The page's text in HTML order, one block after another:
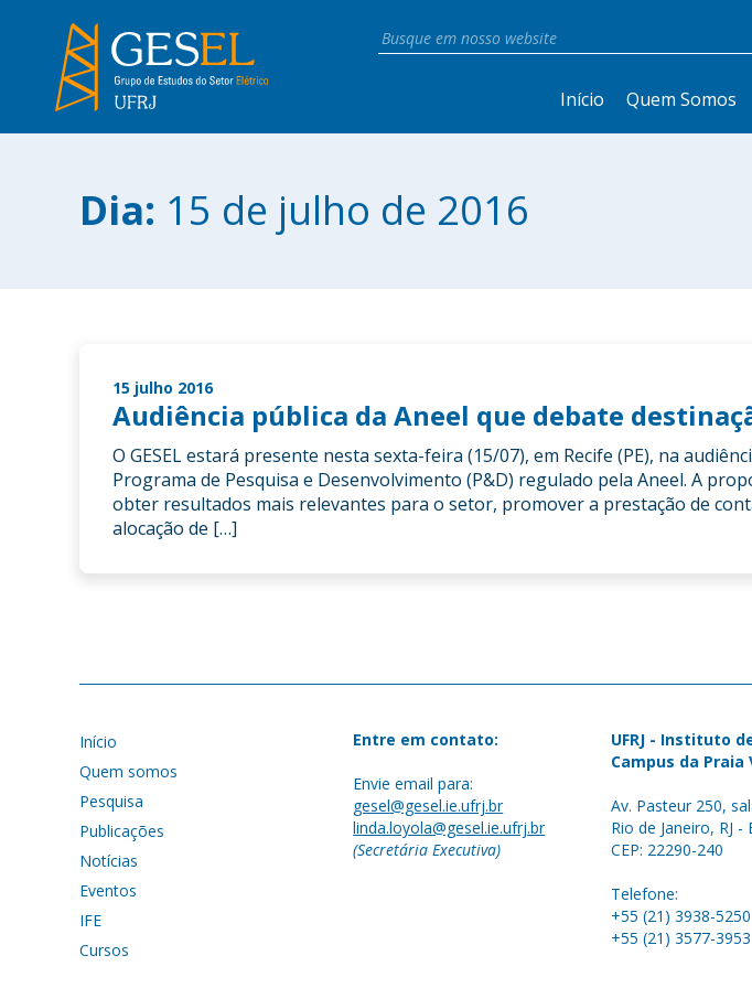
Início Quem Somos
Dia: 15 de julho de 2016
15 julho 2016
Audiência pública da Aneel que debate
O GESEL estará presente nesta sexta-feira (15/07), em Recife (PE), na
Programa de Pesquisa e Desenvolvimento (P&D) regulado pela Aneel. A
obter resultados mais relevantes para o setor, promover a prestação de
alocação de […]
Início
Quem somos
Pesquisa
Publicações
Notícias
Eventos
IFE
Cursos
Entre em contato:
Envie email para:
gesel@gesel.ie.ufrj.br
linda.loyola@gesel.ie.ufrj.br
(Secretária Executiva)
UFRJ - Instituto
Campus da Praia
Av. Pasteur 250,
Rio de Janeiro, RJ -
CEP: 22290-240
Telefone:
+55 (21) 3938-5250
+55 (21) 3577-3953